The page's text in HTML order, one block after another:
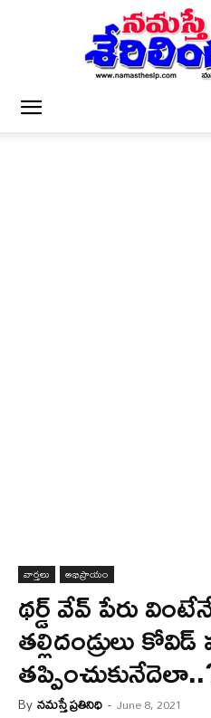
వార్త‌లు అభిప్రాయం
థర్డ్ వేవ్ పేరు వింటేనే
తల్లిదండ్రులు
Byనమస్తే ప్రతినిధి - June 8, 2021